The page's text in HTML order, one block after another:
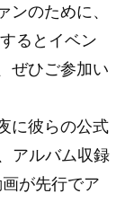
ンのために、
るとイベン
ぜひご参加い
に彼らの公式
アルバム収録
が先行でア